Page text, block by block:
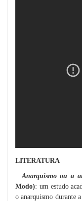
LITERATURA
– Anarquismo ou a
Modo): um estudo
o anarquismo durante